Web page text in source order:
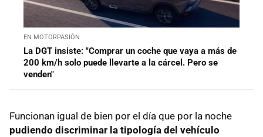
EN MOTORPASIÓN
La DGT insiste: "Comprar un coche que vaya a más de
200 km/h solo puede llevarte a la cárcel. Pero se
venden"
Funcionan igual de bien por el día que por la noche
pudiendo discriminar la tipología del vehículo